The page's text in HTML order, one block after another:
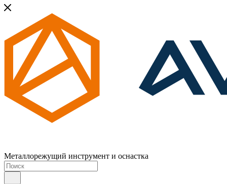
Металлорежущий инструмент и оснастка